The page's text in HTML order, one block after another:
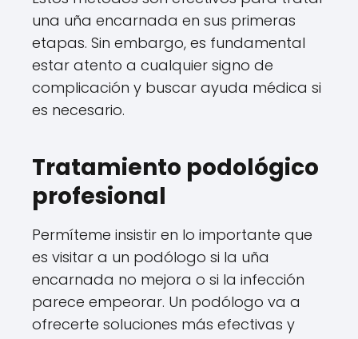
una uña encarnada en sus primeras
etapas. Sin embargo, es fundamental
estar atento a cualquier signo de
complicación y buscar ayuda médica si
es necesario.
Tratamiento podológico
profesional
Permíteme insistir en lo importante que
es visitar a un podólogo si la uña
encarnada no mejora o si la infección
parece empeorar. Un podólogo va a
ofrecerte soluciones más efectivas y